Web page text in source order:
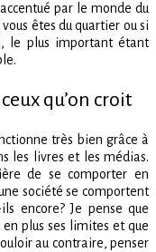
par le monde du
êtes du quartier ou si
le plus important étant
qu’on croit
très bien grâce à
les livres et les médias.
de se comporter en
société se comportent
encore? Je pense que
plus ses limites et que
au contraire, penser